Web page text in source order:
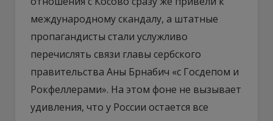
международному скандалу, а штатные
пропагандисты стали услужливо
перечислять связи главы сербского
правительства Аны Брнабич «с Госдепом и
Рокфеллерами». На этом фоне не вызывает
удивления, что у России остается все